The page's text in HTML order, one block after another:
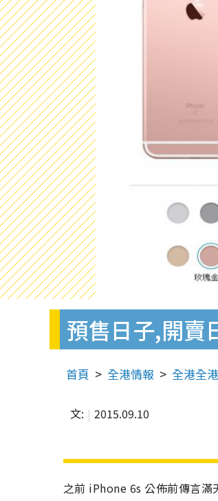
預售日子,開賣
首頁 全港情報 全港全港
文: 2015.09.10
之前 iPhone 6s 公佈前傳言滿